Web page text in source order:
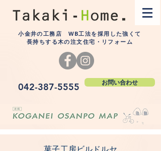
小金井の工務店 WB工法を採用した強くて
長持ちする木の注文住宅・リフォーム
042-387-5555 お問い合わせ
菓子工房ビルドルセ